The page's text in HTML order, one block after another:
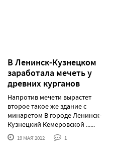
В Ленинск-Кузнецком
заработала мечеть у
древних курганов
Напротив мечети вырастет
второе такое же здание с
минаретом В городе Ленинск-
Кузнецкий Кемеровской ......
19 МАЯ'2012 1